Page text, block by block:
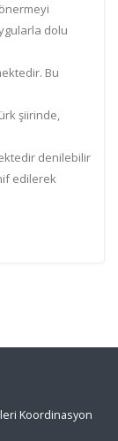
dolu
Bu
şiirinde,
denilebilir
edilerek
Koordinasyon